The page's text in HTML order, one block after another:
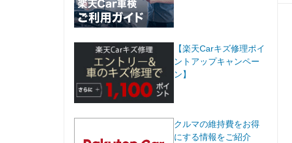
【楽天Carキズ修理ポイ
ントアップキャンペー
ン】
クルマの維持費をお得
にする情報をご紹介